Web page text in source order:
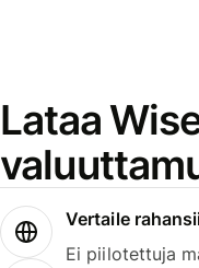
Lataa
Vertaile
Ei piilotettuja